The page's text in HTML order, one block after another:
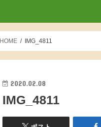
HOME IMG_4811
2020.02.08
IMG_4811